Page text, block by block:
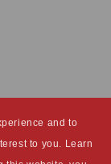
and to
to you. Learn